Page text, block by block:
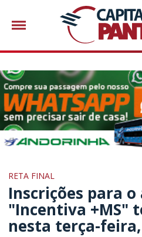
RETA FINAL
Inscrições para
"Incentiva +MS"
nesta terça-